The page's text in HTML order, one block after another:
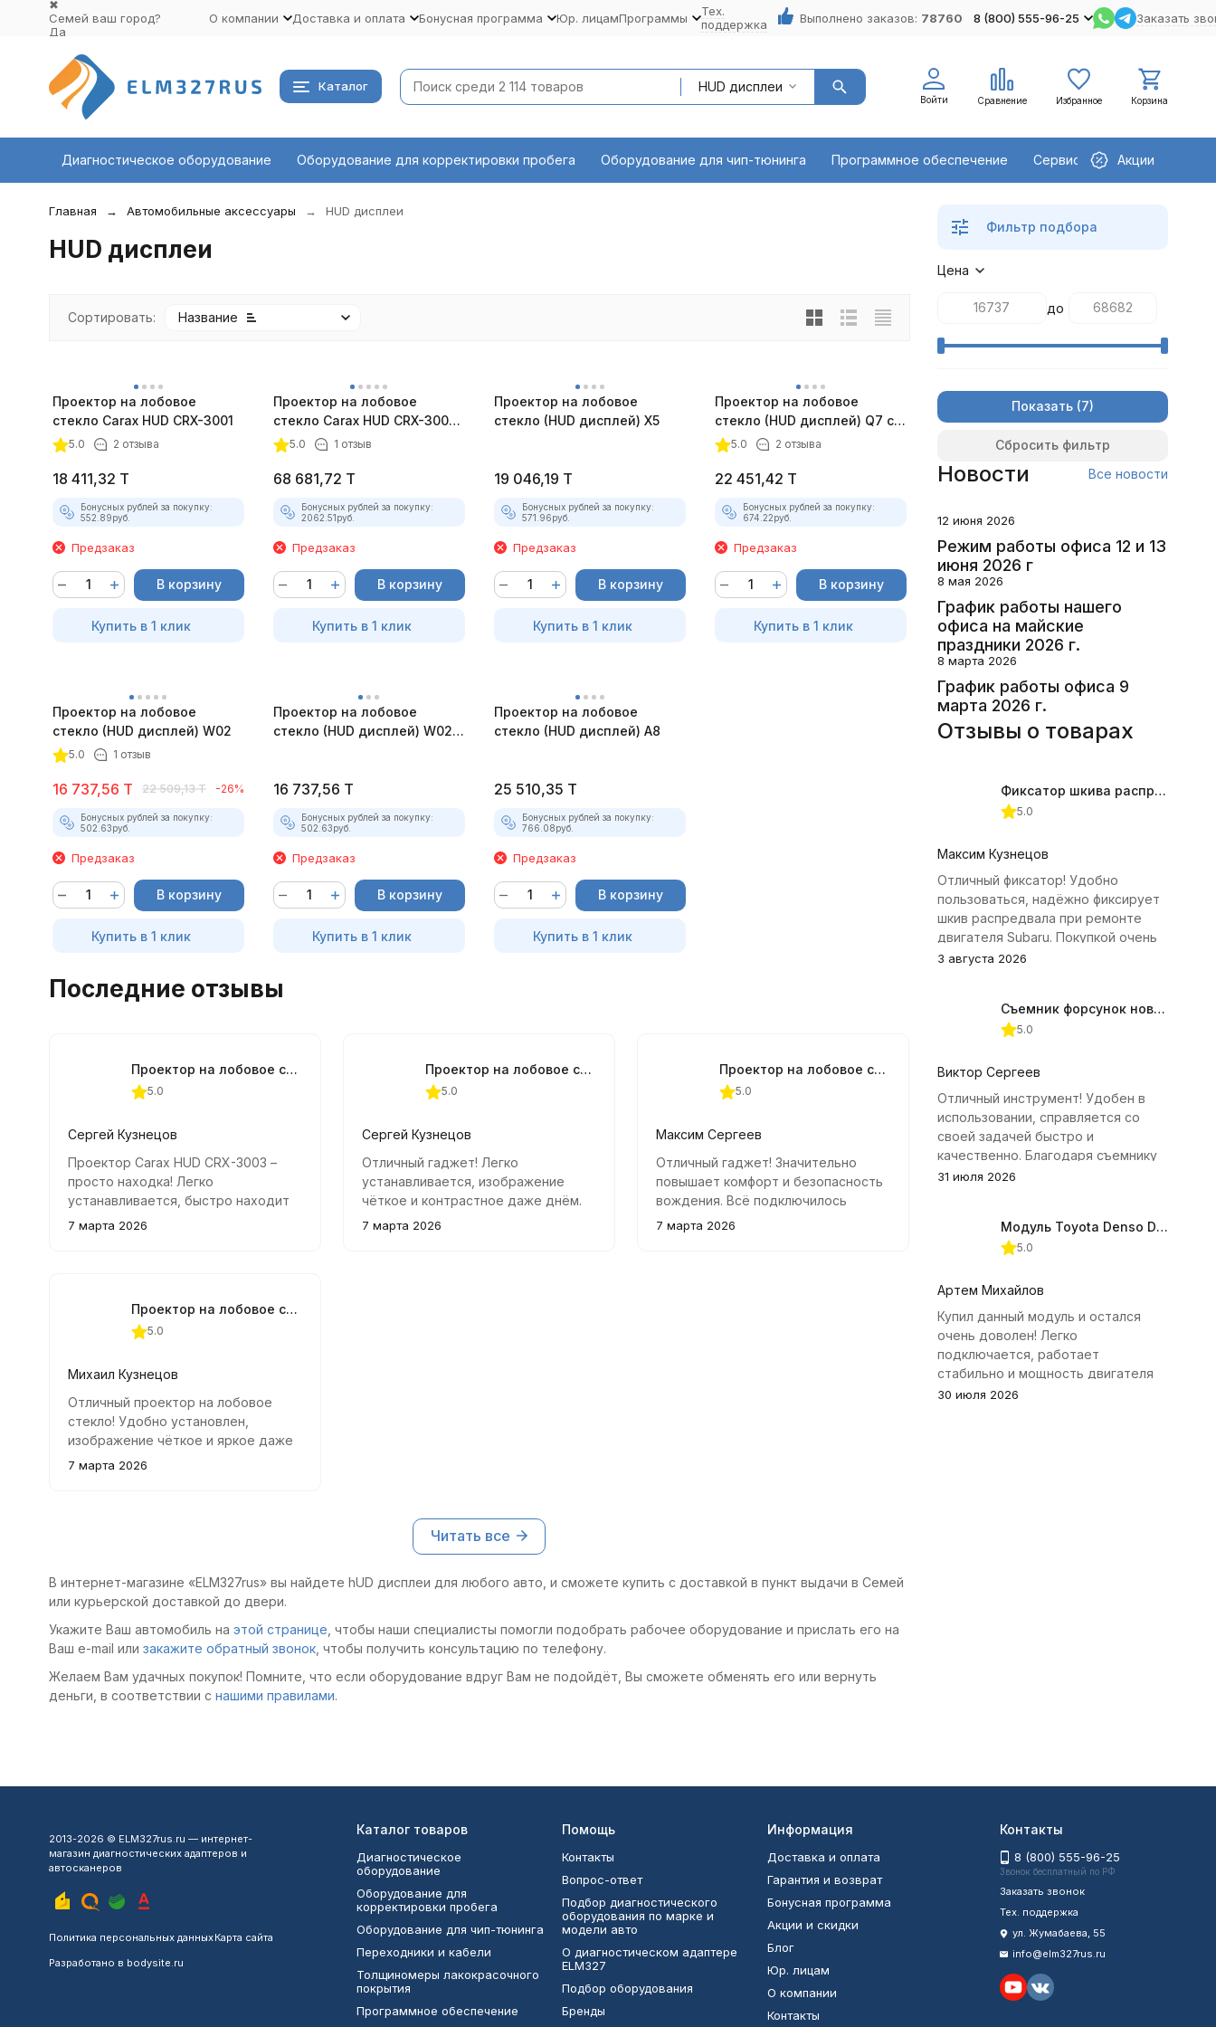
✖
Семей ваш город?
Да
О компании Доставка и оплата Бонусная программа Юр. лицамПрограммы
Тех.
поддержка
Выполнено заказов: 78760 8 (800) 555-96-25 Заказать
Каталог HUD дисплеи
Войти Сравнение Избранное Корзина
Диагностическое оборудование Оборудование для корректировки пробега Оборудование для чип-тюнинга Программное обеспечение Сервисное оборудование
Акции
Главная Автомобильные аксессуары HUD дисплеи
HUD дисплеи
Сортировать: Название
покупателей
Проектор на лобовое
стекло Carax HUD CRX-3001
5.0 2 отзыва
18 411,32 T
Бонусных рублей за покупку:
552.89руб.
Предзаказ
В корзину
Купить в 1 клик
Проектор на лобовое
стекло Carax HUD CRX-3003
с модулем GPS
5.0 1 отзыв
68 681,72 T
Бонусных рублей за покупку:
2062.51руб.
Предзаказ
В корзину
Купить в 1 клик
Проектор на лобовое
стекло (HUD дисплей) X5
19 046,19 T
Бонусных рублей за покупку:
571.96руб.
Предзаказ
В корзину
Купить в 1 клик
Проектор на лобовое
стекло (HUD дисплей) Q7 с
модулем GPS
5.0 2 отзыва
22 451,42 T
Бонусных рублей за покупку:
674.22руб.
Предзаказ
В корзину
Купить в 1 клик
Проектор на лобовое
стекло (HUD дисплей) W02
5.0 1 отзыв
16 737,56 T 22 509,13 T -26%
Бонусных рублей за покупку:
502.63руб.
Предзаказ
В корзину
Купить в 1 клик
Проектор на лобовое
стекло (HUD дисплей) W02-
16 737,56 T
Бонусных рублей за покупку:
502.63руб.
Предзаказ
В корзину
Купить в 1 клик
Проектор на лобовое
стекло (HUD дисплей) A8
25 510,35 T
Бонусных рублей за покупку:
766.08руб.
Предзаказ
В корзину
Купить в 1 клик
Последние отзывы
Проектор на лобовое стекло Carax HUD CRX-3003 с модулем GPS
5.0
Сергей Кузнецов
Проектор Carax HUD CRX-3003 –
просто находка! Легко
устанавливается, быстро находит
спутники и чётко отображает
удобная, скорость определяется
7 марта 2026
Проектор на лобовое стекло Carax HUD CRX-3001
5.0
Сергей Кузнецов
Отличный гаджет! Легко
устанавливается, изображение
чёткое и контрастное даже днём.
Особенно радует автоматическая
7 марта 2026
Проектор на лобовое стекло (HUD дисплей) W02
5.0
Максим Сергеев
Отличный гаджет! Значительно
повышает комфорт и безопасность
вождения. Всё подключилось
быстро и легко, изображение
7 марта 2026
Проектор на лобовое стекло (HUD дисплей) Q7 с модулем GPS
5.0
Михаил Кузнецов
Отличный проектор на лобовое
стекло! Удобно установлен,
изображение чёткое и яркое даже
днём. Функция автоматической
7 марта 2026
Читать все
В интернет-магазине «ELM327rus» вы найдете hUD дисплеи для любого авто, и сможете купить с доставкой в пункт выдачи в Семей
или курьерской доставкой до двери.
Укажите Ваш автомобиль на этой странице , чтобы наши специалисты помогли подобрать рабочее оборудование и прислать его на
Ваш e-mail или закажите обратный звонок, чтобы получить консультацию по телефону.
Желаем Вам удачных покупок! Помните, что если оборудование вдруг Вам не подойдёт, Вы сможете обменять его или вернуть
деньги, в соответствии с нашими правилами.
Фильтр подбора
Цена
до
Показать
Сбросить фильтр
Новости Все новости
12 июня 2026
Режим работы офиса 12 и 13
июня 2026 г
8 мая 2026
График работы нашего
офиса на майские
праздники 2026 г.
8 марта 2026
График работы офиса 9
марта 2026 г.
Отзывы о товарах
Фиксатор шкива распредвала (Subaru) JTC-4409
5.0
Максим Кузнецов
Отличный фиксатор! Удобно
пользоваться, надёжно фиксирует
шкив распредвала при ремонте
двигателя Subaru. Покупкой очень
доволен.
3 августа 2026
Съемник форсунок новых дизельных двигателей Jonnesway
5.0
Виктор Сергеев
Отличный инструмент! Удобен в
использовании, справляется со
своей задачей быстро и
качественно. Благодаря съемнику
удалось избежать лишних хлопот с
31 июля 2026
Модуль Toyota Denso Diesel 2.8D для ChipTuningPRO
5.0
Артем Михайлов
Купил данный модуль и остался
очень доволен! Легко
подключается, работает
стабильно и мощность двигателя
заметно увеличилась. Рекомендую
30 июля 2026
2013-2026 © ELM327rus.ru — интернет-
магазин диагностических адаптеров и
автосканеров
Политика персональных данныхКарта сайта
Разработано в bodysite.ru
Каталог товаров
Диагностическое
оборудование
Оборудование для
корректировки пробега
Оборудование для чип-тюнинга
Переходники и кабели
Толщиномеры лакокрасочного
покрытия
Программное обеспечение
Помощь
Контакты
Вопрос-ответ
Подбор диагностического
оборудования по марке и
модели авто
О диагностическом адаптере
ELM327
Подбор оборудования
Бренды
Информация
Доставка и оплата
Гарантия и возврат
Бонусная программа
Акции и скидки
Блог
Юр. лицам
О компании
Контакты
Контакты
8 (800) 555-96-25
Звонок бесплатный по РФ
Заказать звонок
Тех. поддержка
ул. Жумабаева, 55
info@elm327rus.ru